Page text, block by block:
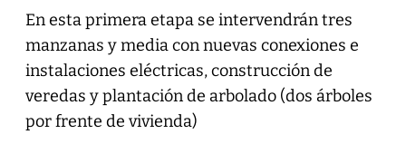
En esta primera etapa se intervendrán tres
manzanas y media con nuevas conexiones e
instalaciones eléctricas, construcción de
veredas y plantación de arbolado (dos árboles
por frente de vivienda)